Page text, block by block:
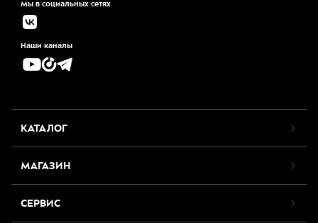
Мы в социальных сетях
Наши каналы
КАТАЛОГ
МАГАЗИН
СЕРВИС